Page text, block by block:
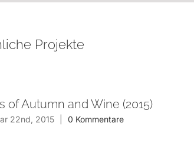
Projekte
of Autumn and Wine (2015)
22nd, 2015 0 Kommentare